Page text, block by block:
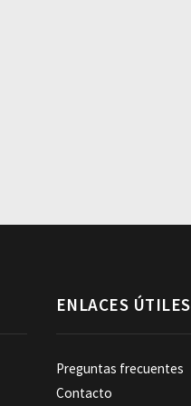
ENLACES ÚTILES
Preguntas frecuentes
Contacto